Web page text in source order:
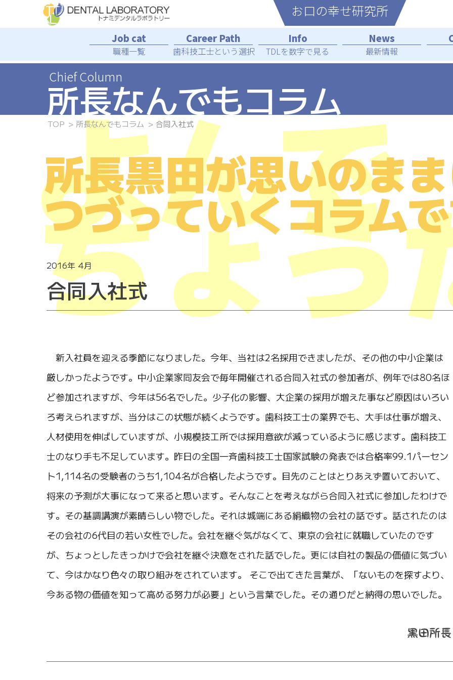
the
お⼝の幸せ研究所
職種一覧 歯科技工士という選択 TDLを数字で見る 最新情報
TOP 所長なんでもコラム 合同入社式
所長なんでもコラム
2016年 4月
合同入社式
所長黒田が思いのま
つづっていくコラム
よんで
ちょう
新入社員を迎える季節になりました。今年、当社は2名採用できましたが、その他の中小企業は
厳しかったようです。中小企業家同友会で毎年開催される合同入社式の参加者が、例年では80名ほ
ど参加されますが、今年は56名でした。少子化の影響、大企業の採用が増えた事など原因はいろい
ろ考えられますが、当分はこの状態が続くようです。歯科技工士の業界でも、大手は仕事が増え、
人材使用を伸ばしていますが、小規模技工所では採用意欲が減っているように感じます。歯科技工
士のなり手も不足しています。昨日の全国一斉歯科技工士国家試験の発表では合格率99.1パーセン
ト1,114名の受験者のうち1,104名が合格したようです。目先のことはとりあえず置いておいて、
将来の予測が大事になって来ると思います。そんなことを考えながら合同入社式に参加したわけで
す。その基調講演が素晴らしい物でした。それは城端にある絹織物の会社の話です。話されたのは
その会社の6代目の若い女性でした。会社を継ぐ気がなくて、東京の会社に就職していたのです
が、ちょっとしたきっかけで会社を継ぐ決意をされた話でした。更には自社の製品の価値に気づい
て、今はかなり色々の取り組みをされています。 そこで出てきた言葉が、「ないものを探すより、
今ある物の価値を知って高める努力が必要」という言葉でした。その通りだと納得の思いでした。